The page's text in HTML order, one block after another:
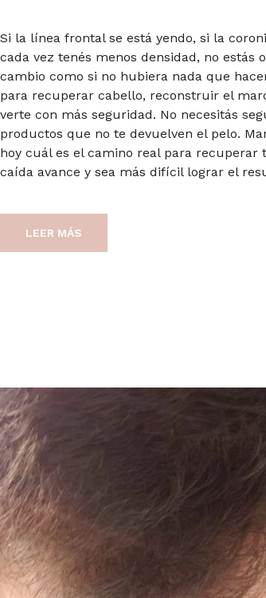
Si la línea frontal se está yendo, si la
cada vez tenés menos densidad, no estás
cambio como si no hubiera nada que
para recuperar cabello, reconstruir el
verte con más seguridad. No necesitás
productos que no te devuelven el pelo.
hoy cuál es el camino real para recuperar
caída avance y sea más difícil lograr el
LEER MÁS